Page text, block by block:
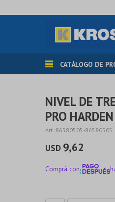
CATÁLOGO DE
NIVEL DE
PRO
86580505-86580505
USD 9,62
Comprá con